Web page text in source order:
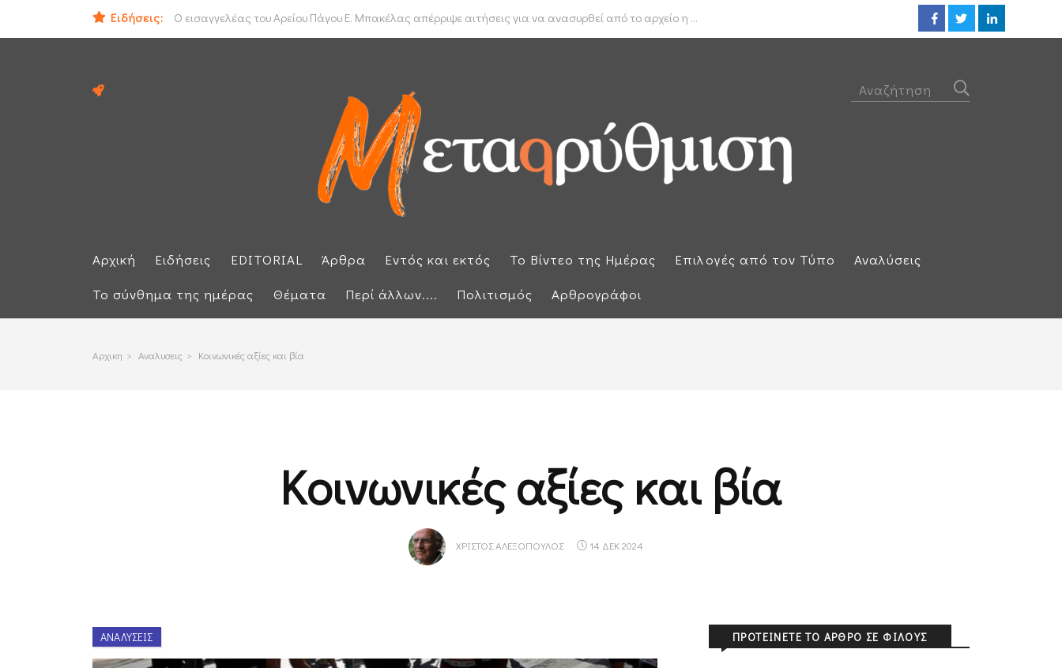
Ειδήσεις:
Ο εισαγγελέας του Αρείου Πάγου Ε. Μπακέλας απέρριψε αιτήσεις για να ανασυρθεί από το αρχείο η ...
ΟΟΣΑ: Στην τελευταία θέση η Ελλάδα για το πραγματικό διαθέσιμο εισόδημα των νοικοκυριών Προθεσμία για να
Αρχική Ειδήσεις EDITORIAL Άρθρα Εντός και εκτός Το Βίντεο της Ημέρας Επιλογές από τον Τύπο
Αναλύσεις
Το σύνθημα της ημέρας
Θέματα Περί άλλων.... Πολιτισμός Αρθρογράφοι
Αρχικη > Αναλυσεις > Κοινωνικές αξίες και βία
Κοινωνικές αξίες και βία
ΧΡΊΣΤΟΣ ΑΛΕΞΌΠΟΥΛΟΣ 14 ΔΕΚ 2024
ΑΝΑΛΎΣΕΙΣ ΠΡΟΤΕΊΝΕΤΕ ΤΟ ΆΡΘΡΟ ΣΕ ΦΊΛΟΥΣ